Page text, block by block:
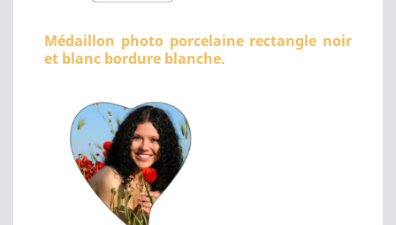
Médaillon photo porcelaine rectangle noir
et blanc bordure blanche.